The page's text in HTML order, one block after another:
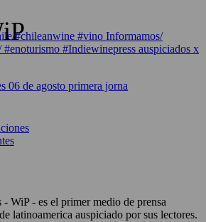
#chileanwine #vino Informamos/
#enoturismo #Indiewinepress auspiciados x
06 de agosto primera jorna
- WiP - es el primer medio de prensa
latinoamerica auspiciado por sus lectores.